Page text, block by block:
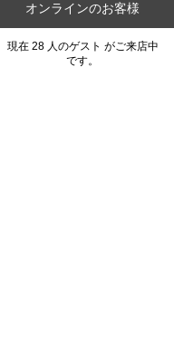
オンラインのお客様
現在 28 人のゲスト がご来店中
です。